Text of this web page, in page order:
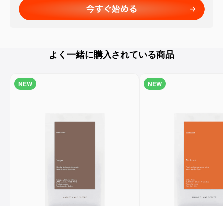
よく一緒に購入されている商品
NEW NEW